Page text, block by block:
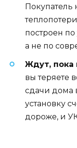
Покупатель
построен
а не по
Ждут, пока
вы теряете
сдачи дома
установку
дороже, и УК